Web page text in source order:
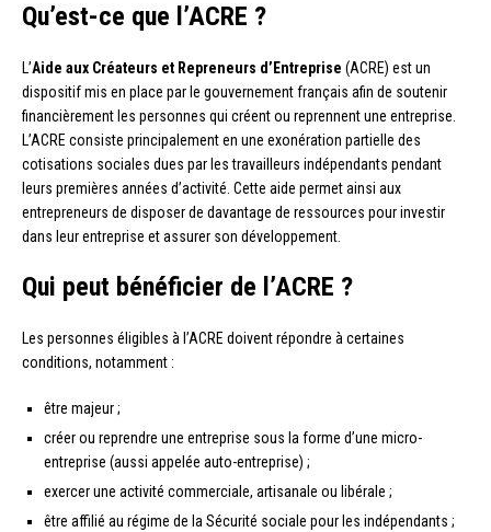
Qu’est-ce que l’ACRE ?
L’Aide aux Créateurs et Repreneurs d’Entreprise (ACRE) est un
dispositif mis en place par le gouvernement français afin de soutenir
financièrement les personnes qui créent ou reprennent une entreprise.
L’ACRE consiste principalement en une exonération partielle des
cotisations sociales dues par les travailleurs indépendants pendant
leurs premières années d’activité. Cette aide permet ainsi aux
entrepreneurs de disposer de davantage de ressources pour investir
dans leur entreprise et assurer son développement.
Qui peut bénéficier de l’ACRE ?
Les personnes éligibles à l’ACRE doivent répondre à certaines
conditions, notamment :
être majeur ;
créer ou reprendre une entreprise sous la forme d’une micro-
entreprise (aussi appelée auto-entreprise) ;
exercer une activité commerciale, artisanale ou libérale ;
être affilié au régime de la Sécurité sociale pour les indépendants ;